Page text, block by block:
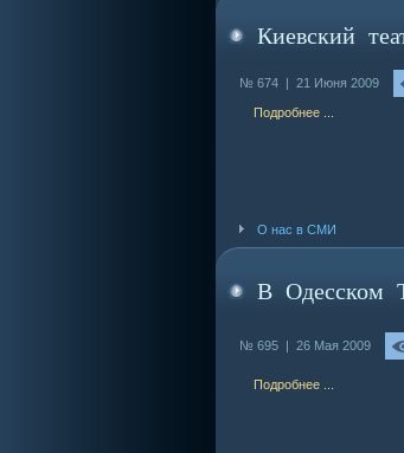
Киевский
№ 674 | 21 Июня 2009
Подробнее ...
О нас в СМИ
В Одесском
№ 695 | 26 Мая 2009
Подробнее ...